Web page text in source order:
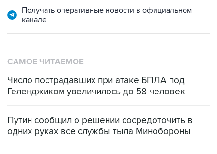
Получать оперативные новости в официальном
канале
САМОЕ ЧИТАЕМОЕ
Число пострадавших при атаке БПЛА под
Геленджиком увеличилось до 58 человек
Путин сообщил о решении сосредоточить в
одних руках все службы тыла Минобороны